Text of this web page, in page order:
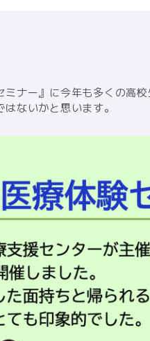
ナー』に今年も多くの高
ないかと思います。